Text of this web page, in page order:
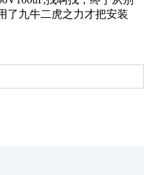
了九牛二虎之力才把安装